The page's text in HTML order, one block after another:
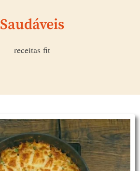
Saudáveis
receitas fit